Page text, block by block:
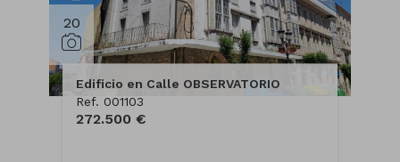
20
Edificio en Calle OBSERVATORIO
Ref. 001103
272.500 €